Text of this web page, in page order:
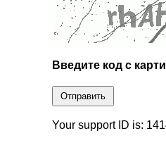
Введите код с
Отправить
Your support ID is: